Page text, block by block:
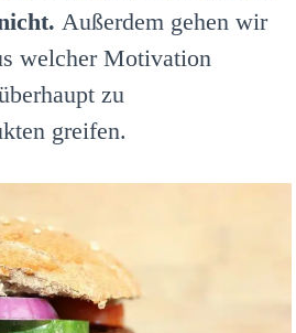
Außerdem gehen wir
welcher Motivation
zu
greifen.